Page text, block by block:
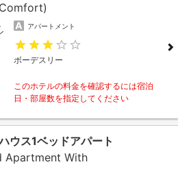
アパートメント
ボーデスリー
このホテルの料金を確認するには宿泊
日・部屋数を指定してください
ウス1ベッドアパート
Apartment With